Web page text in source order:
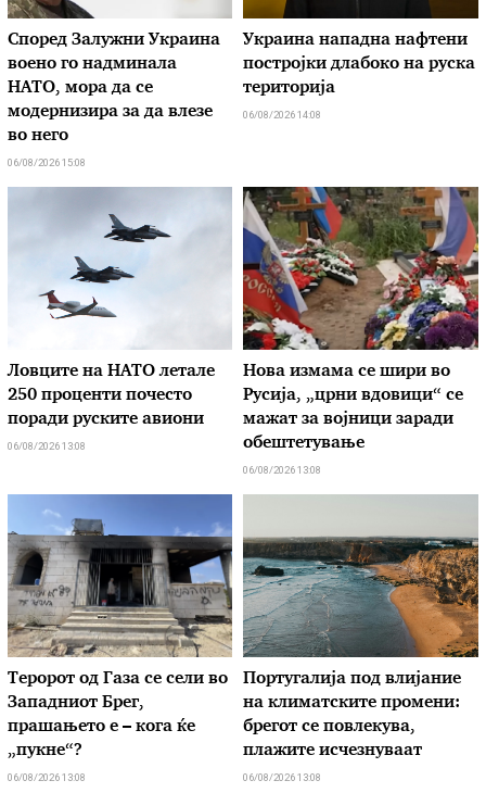
Според Залужни Украина
воено го надминала
НАТО, мора да се
модернизира за да влезе
во него
06/08/2026 15:08
Украина нападна нафтени
постројки длабоко на руска
територија
06/08/2026 14:08
Ловците на НАТО летале
250 проценти почесто
поради руските авиони
06/08/2026 13:08
Нова измама се шири во
Русија, „црни вдовици“ се
мажат за војници заради
обештетување
06/08/2026 13:08
Теророт од Газа се сели во
Западниот Брег,
прашањето е – кога ќе
„пукне“?
06/08/2026 13:08
Португалија под влијание
на климатските промени:
брегот се повлекува,
плажите исчезнуваат
06/08/2026 13:08